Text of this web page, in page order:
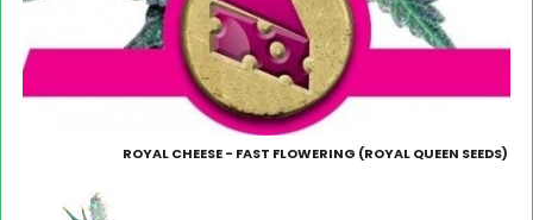
ROYAL CHEESE - FAST FLOWERING (ROYAL QUEEN SEEDS)